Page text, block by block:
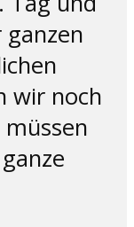
wir noch